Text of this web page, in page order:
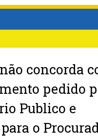
concorda
pedido
Publico e
o